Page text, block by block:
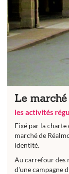
Le
les activités
Fixé par la
marché de
identité.
Au carrefour des
d'une campagne